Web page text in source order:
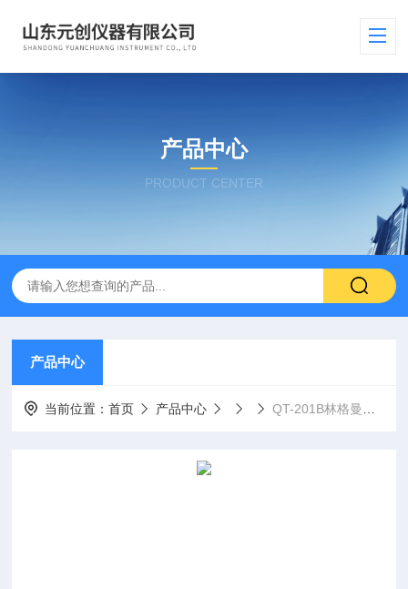
产品中心
PRODUCT CENTER
产品中心
当前位置：首页 产品中心 QT-201B林格曼黑度计 光电烟气测试仪 测烟望远镜